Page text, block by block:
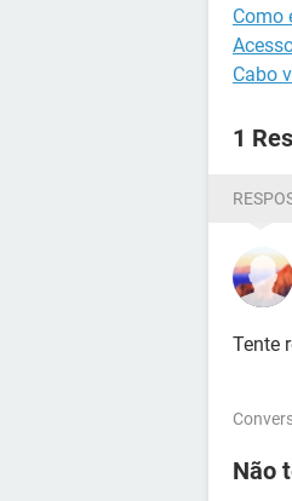
Como
Cabo
1
Tente
Não